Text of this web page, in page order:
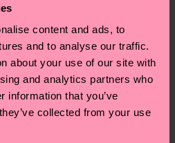
content and ads, to
and to analyse our traffic.
about your use of our site with
and analytics partners who
information that you’ve
collected from your use
Nachhaltigkeitsseite
wurde. Bitte bedenke,
von der lokalen Post in
Retoure? In unserem
Retourenfindest du die
Fragen.